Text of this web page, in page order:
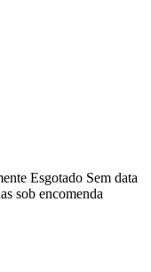
Esgotado Sem data
sob encomenda